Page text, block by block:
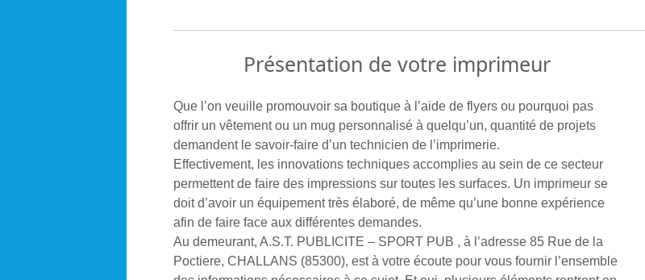
Présentation de votre imprimeur
Que l’on veuille promouvoir sa boutique à l’aide de flyers ou pourquoi pas
offrir un vêtement ou un mug personnalisé à quelqu’un, quantité de projets
demandent le savoir-faire d’un technicien de l’imprimerie.
Effectivement, les innovations techniques accomplies au sein de ce secteur
permettent de faire des impressions sur toutes les surfaces. Un imprimeur se
doit d’avoir un équipement très élaboré, de même qu’une bonne expérience
afin de faire face aux différentes demandes.
Au demeurant, A.S.T. PUBLICITE – SPORT PUB , à l’adresse 85 Rue de la
Poctiere, CHALLANS (85300), est à votre écoute pour vous fournir l’ensemble